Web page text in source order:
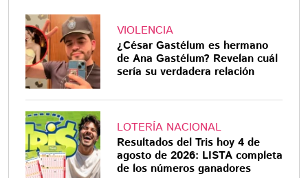
VIOLENCIA
¿César Gastélum es hermano
de Ana Gastélum? Revelan cuál
sería su verdadera relación
LOTERÍA NACIONAL
Resultados del Tris hoy 4 de
agosto de 2026: LISTA completa
de los números ganadores